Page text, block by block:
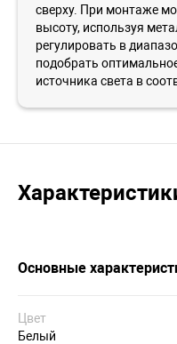
сверху. При монтаже
высоту, используя
регулировать в
подобрать
источника света в
Основные
Цвет
Белый